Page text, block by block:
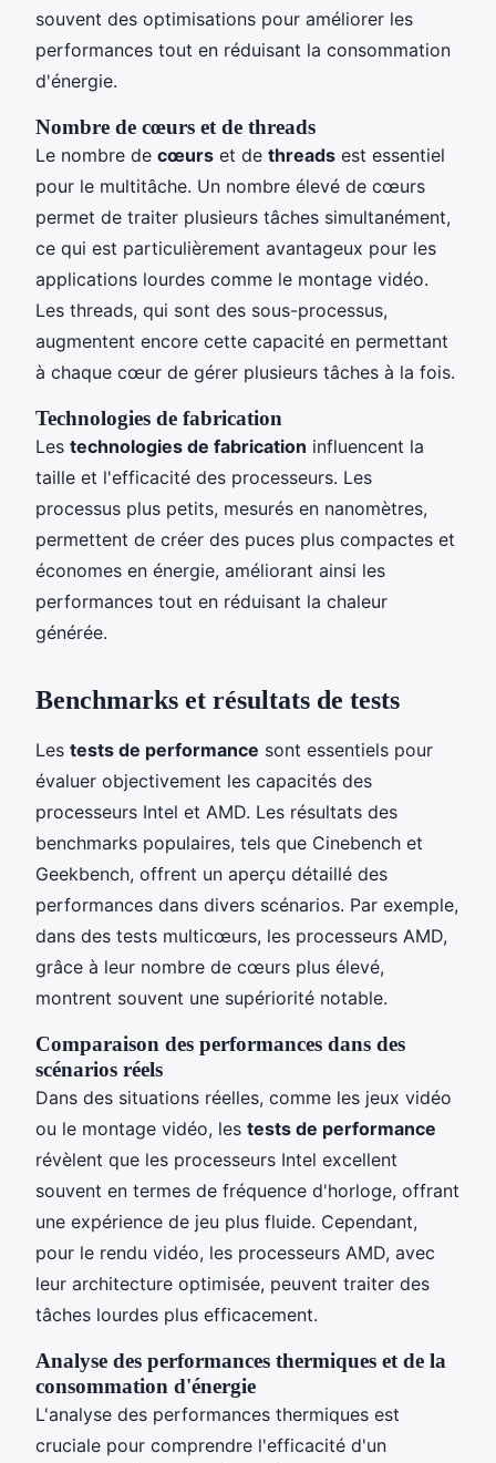
souvent des optimisations pour améliorer les
performances tout en réduisant la consommation
d'énergie.
Nombre de cœurs et de threads
Le nombre de cœurs et de threads est essentiel
pour le multitâche. Un nombre élevé de cœurs
permet de traiter plusieurs tâches simultanément,
ce qui est particulièrement avantageux pour les
applications lourdes comme le montage vidéo.
Les threads, qui sont des sous-processus,
augmentent encore cette capacité en permettant
à chaque cœur de gérer plusieurs tâches à la fois.
Technologies de fabrication
Les technologies de fabrication influencent la
taille et l'efficacité des processeurs. Les
processus plus petits, mesurés en nanomètres,
permettent de créer des puces plus compactes et
économes en énergie, améliorant ainsi les
performances tout en réduisant la chaleur
générée.
Benchmarks et résultats de tests
Les tests de performance sont essentiels pour
évaluer objectivement les capacités des
processeurs Intel et AMD. Les résultats des
benchmarks populaires, tels que Cinebench et
Geekbench, offrent un aperçu détaillé des
performances dans divers scénarios. Par exemple,
dans des tests multicœurs, les processeurs AMD,
grâce à leur nombre de cœurs plus élevé,
montrent souvent une supériorité notable.
Comparaison des performances dans des
scénarios réels
Dans des situations réelles, comme les jeux vidéo
ou le montage vidéo, les tests de performance
révèlent que les processeurs Intel excellent
souvent en termes de fréquence d'horloge, offrant
une expérience de jeu plus fluide. Cependant,
pour le rendu vidéo, les processeurs AMD, avec
leur architecture optimisée, peuvent traiter des
tâches lourdes plus efficacement.
Analyse des performances thermiques et de la
consommation d'énergie
L'analyse des performances thermiques est
cruciale pour comprendre l'efficacité d'un